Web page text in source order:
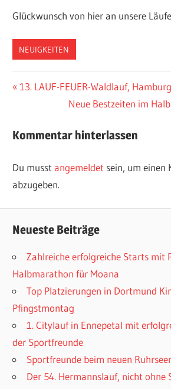
Glückwunsch von hier an unsere
NEUIGKEITEN
Beitragsnavigation
Vorheriger
13. LAUF-FEUER-Waldlauf,
Nächster
Neue Bestzeiten im
Kommentar hinterlassen
Du musstangemeldet sein, um einen
abzugeben.
Neueste Beiträge
Zahlreiche erfolgreiche Starts mit
Halbmarathon für Moana
Top Platzierungen in Dortmund
Pfingstmontag
1. Citylauf in Ennepetal mit
der Sportfreunde
Sportfreunde beim neuen
Der 54. Hermannslauf, nicht ohne